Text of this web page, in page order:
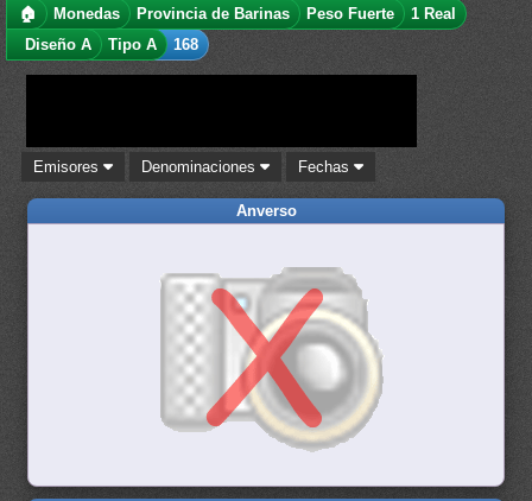
🏠 Monedas Provincia de Barinas Peso Fuerte
1 Real
Diseño A
Tipo A 168
Emisores Denominaciones Fechas
Anverso